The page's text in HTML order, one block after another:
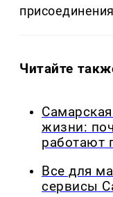
Читайте
жизни:
работают
Все для
сервисы